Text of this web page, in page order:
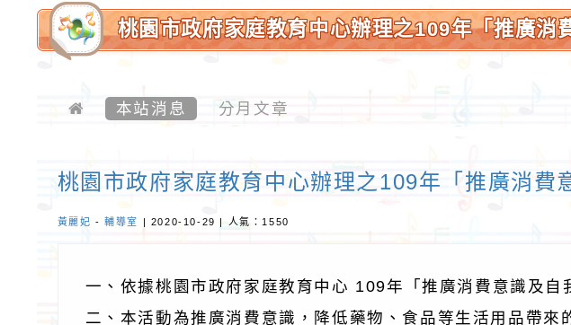
桃園市政府家庭教育中心辦理之109年「推廣消
本站消息 分月文章
桃園市政府家庭教育中心辦理之109年「推廣消費
黃麗妃 -輔導室 | 2020-10-29 | 人氣：1550
一、依據桃園市政府家庭教育中心 109年「推廣消費意識及自
二、本活動為推廣消費意識，降低藥物、食品等生活用品帶